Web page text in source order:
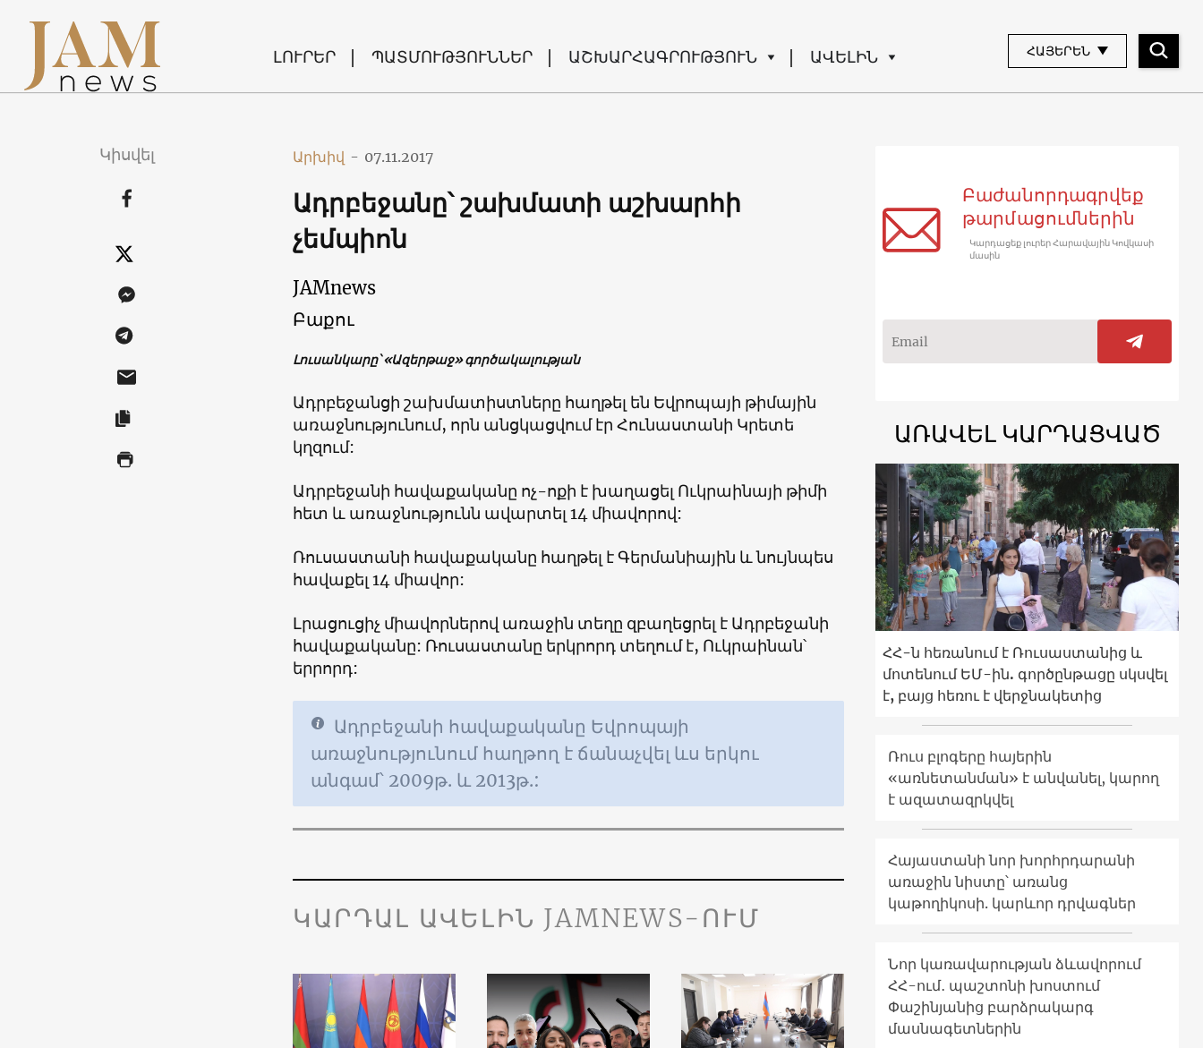
ԼՈՒՐԵՐ ՊԱՏՄՈՒԹՅՈՒՆՆԵՐ ԱՇԽԱՐՀԱԳՐՈՒԹՅՈՒՆ ԱՎԵԼԻՆ ՀԱՅԵՐԵՆ
Կիսվել Արխիվ - 07.11.2017
Ադրբեջանը՝ շախմատի աշխարհի
չեմպիոն
JAMnews
Բաքու
Լուսանկարը՝ «Ազերթաջ» գործակալության
Ադրբեջանցի շախմատիստները հաղթել են Եվրոպայի թիմային
առաջնությունում, որն անցկացվում էր Հունաստանի Կրետե
կղզում:
Ադրբեջանի հավաքականը ոչ-ոքի է խաղացել Ուկրաինայի թիմի
հետ և առաջնությունն ավարտել 14 միավորով:
Ռուսաստանի հավաքականը հաղթել է Գերմանիային և նույնպես
հավաքել 14 միավոր:
Լրացուցիչ միավորներով առաջին տեղը զբաղեցրել է Ադրբեջանի
հավաքականը: Ռուսաստանը երկրորդ տեղում է, Ուկրաինան՝
երրորդ:
Ադրբեջանի հավաքականը Եվրոպայի
առաջնությունում հաղթող է ճանաչվել ևս երկու
անգամ՝ 2009թ. և 2013թ.:
ԿԱՐԴԱԼ ԱՎԵԼԻՆ JAMNEWS-ՈՒՄ
Բաժանորդագրվեք
թարմացումներին
Կարդացեք լուրեր Հարավային Կովկասի
մասին
ԱՌԱՎԵԼ ԿԱՐԴԱՑՎԱԾ
ՀՀ-ն հեռանում է Ռուսաստանից և
մոտենում ԵՄ-ին. գործընթացը սկսվել
է, բայց հեռու է վերջնակետից
Ռուս բլոգերը հայերին
«առնետանման» է անվանել, կարող
է ազատազրկվել
Հայաստանի նոր խորհրդարանի
առաջին նիստը՝ առանց
կաթողիկոսի. կարևոր դրվագներ
Նոր կառավարության ձևավորում
ՀՀ-ում․ պաշտոնի խոստում
Փաշինյանից բարձրակարգ
մասնագետներին